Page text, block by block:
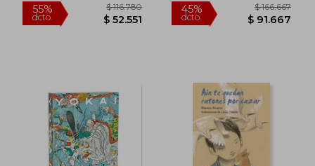
45%
dcto.
$ 156.436
$ 86.040
45%
dcto.